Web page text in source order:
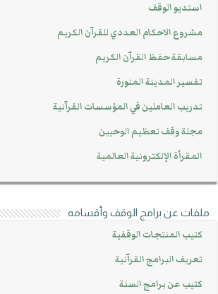
استديو الوقف
مشروع الاحكام العددي للقرآن الكريم
مسابقة حفظ القرآن الكريم
تفسير المدينة المنورة
تدريب العاملين في المؤسسات القرآنية
مجلة وقف تعظيم الوحيين
المقرأة الإلكترونية العالمية
ملفات عن برامج الوقف وأقسامه
كتيب المنتجات الوقفية
تعريف البرامج القرآنية
كتيب عن برامج السنة